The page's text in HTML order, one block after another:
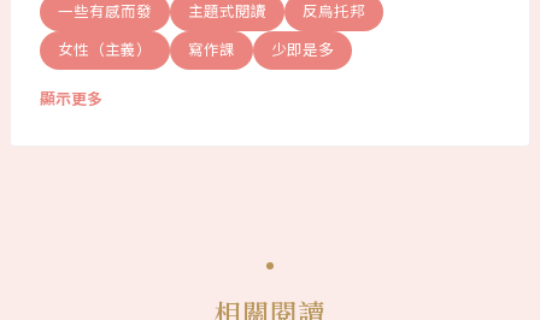
一些有感而發 主題式閱讀 反烏托邦
女性（主義） 寫作課 少即是多
顯示更多